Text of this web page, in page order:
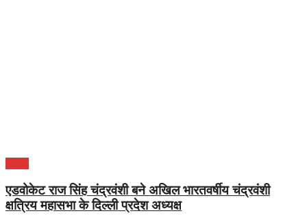
एडवोकेट राज सिंह चंद्रवंशी बने अखिल भारतवर्षीय चंद्रवंशी
क्षत्रिय महासभा के दिल्ली प्रदेश अध्यक्ष